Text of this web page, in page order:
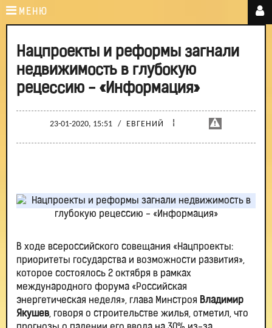
МЕНЮ
Нацпроекты и реформы загнали
недвижимость в глубокую
рецессию - «Информация»
23-01-2020, 15:51 / ЕВГЕНИЙ ¦
В ходе всероссийского совещания «Нацпроекты:
приоритеты государства и возможности развития»,
которое состоялось 2 октября в рамках
международного форума «Российская
энергетическая неделя», глава Минстроя Владимир
Якушев, говоря о строительстве жилья, отметил, что